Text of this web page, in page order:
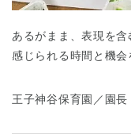
あるがまま、表現を
感じられる時間と機会
王子神谷保育園／園長